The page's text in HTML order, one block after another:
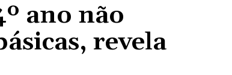
ano não
revela